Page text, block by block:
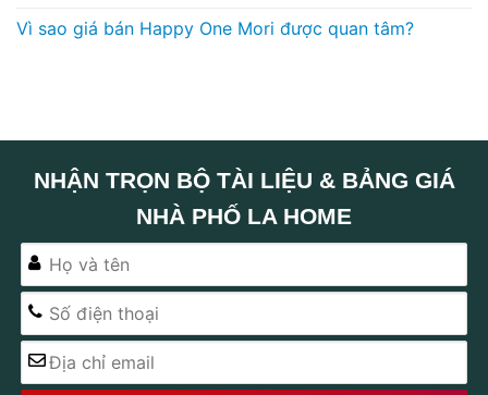
Vì sao giá bán Happy One Mori được quan tâm?
NHẬN TRỌN BỘ TÀI LIỆU & BẢNG GIÁ
NHÀ PHỐ LA HOME